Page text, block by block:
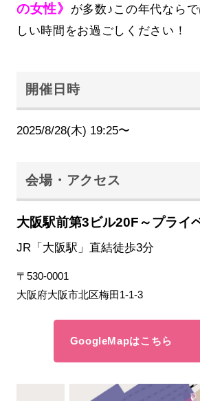
の女性》 が多数♪この年代なら
しい時間をお過ごしください！
開催日時
2025/8/28(木) 19:25〜
会場・アクセス
大阪駅前第3ビル20F～プライ
JR「大阪駅」直結徒歩3分
〒530-0001
大阪府大阪市北区梅田1-1-3
GoogleMapはこちら